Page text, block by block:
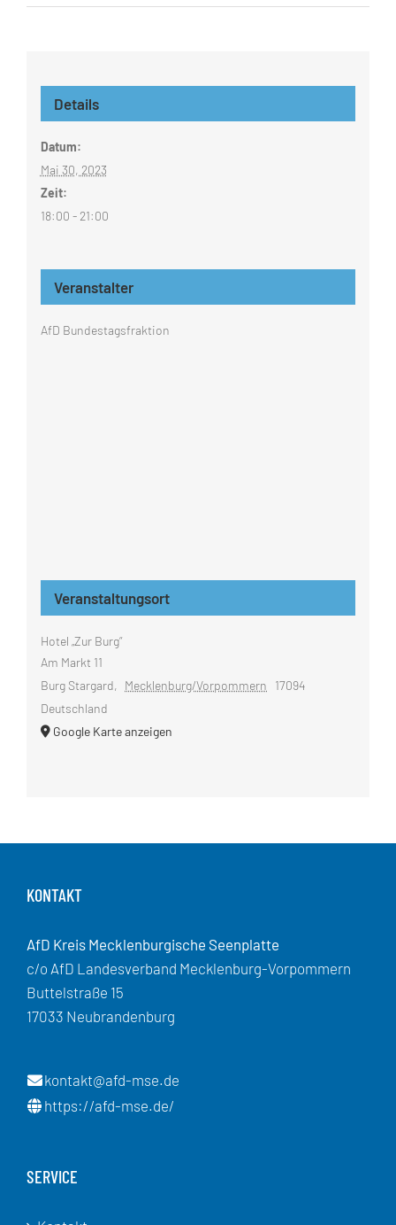
Details
Datum:
Mai 30, 2023
Zeit:
18:00 - 21:00
Veranstalter
AfD Bundestagsfraktion
Veranstaltungsort
Hotel „Zur Burg“
Am Markt 11
Burg Stargard, Mecklenburg/Vorpommern
17094
Deutschland
Google Karte anzeigen
KONTAKT
AfD Kreis Mecklenburgische Seenplatte
c/o AfD Landesverband Mecklenburg-Vorpommern
Buttelstraße 15
17033 Neubrandenburg
kontakt@afd-mse.de
https://afd-mse.de/
SERVICE